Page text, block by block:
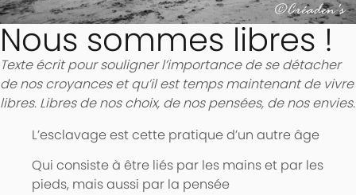
Nous sommes libres !
Texte écrit pour souligner l’importance de se détacher
de nos croyances et qu’il est temps maintenant de vivre
libres. Libres de nos choix, de nos pensées, de nos envies.
L’esclavage est cette pratique d’un autre âge
Qui consiste à être liés par les mains et par les
pieds, mais aussi par la pensée